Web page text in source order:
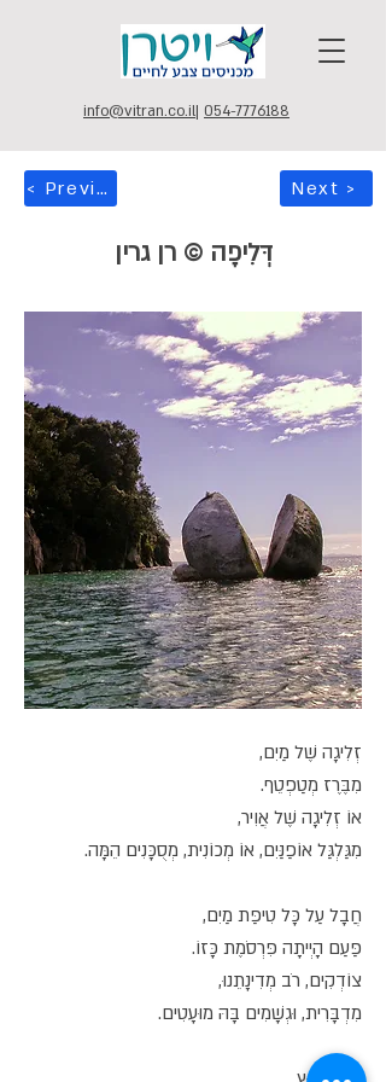
info@vitran.co.il| 054-7776188
< Previous Next >
דְּלִיפָה © רן גרין
זְלִיגָה שֶׁל מַיִם,
מִבֶּרֶז מְטַפְטֵף.
אוֹ זְלִיגָה שֶׁל אֲוִיר,
מִגַּלְגַּל אוֹפַנַּיִם, אוֹ מְכוֹנִית, מְסֻכָּנִים הֵמָּה.
חֲבָל עַל כָּל טִיפַּת מַיִם,
פַּעַם הָיְיתָה פִּרְסֹמֶת כָּזוֹ.
צוֹדְקִים, רֹב מְדִינָתֵנוּ,
מִדְבָּרִית, וּגְשָׁמִים בָּהּ מוּעָטִים.